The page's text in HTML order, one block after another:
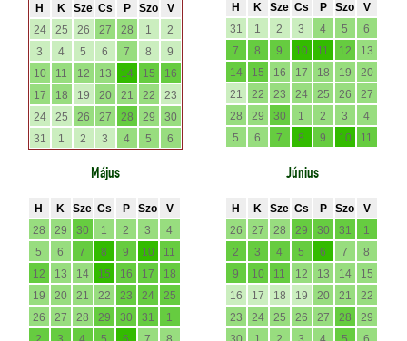
H K Sze Cs P Szo
V
24
25 26 27 28 1
2
3
4 5 6 7 8
9
10
11 12 13 14 15
16
17
18 19 20 21 22
23
24
25 26 27 28 29
30
31
1 2 3 4 5 6
H K Sze Cs P Szo
V
31
1 2 3 4 5
6
7
8 9 10 11 12
13
14
15 16 17 18 19
20
21
22 23 24 25 26
27
28
29 30 1 2 3
4
5
6 7 8 9 10 11
Május
H K Sze Cs P Szo
V
28
29 30 1 2 3
4
5
6 7 8 9 10
11
12
13 14 15 16 17
18
19
20 21 22 23 24
25
26
27 28 29 30 31
1
Június
H K Sze Cs P Szo
V
26
27 28 29 30 31
1
2
3 4 5 6 7
8
9
10 11 12 13 14
15
16
17 18 19 20 21
22
23
24 25 26 27 28
29